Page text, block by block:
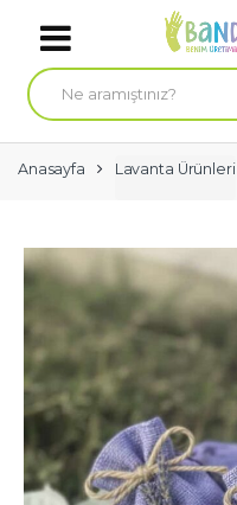
A
r
a
a
:
Anasayfa Lavanta Ürünleri